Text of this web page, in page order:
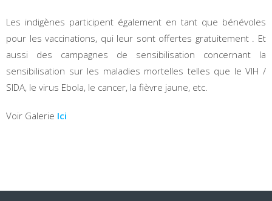
Les indigènes participent également en tant que bénévoles
pour les vaccinations, qui leur sont offertes gratuitement . Et
aussi des campagnes de sensibilisation concernant la
sensibilisation sur les maladies mortelles telles que le VIH /
SIDA, le virus Ebola, le cancer, la fièvre jaune, etc.
Voir Galerie Ici